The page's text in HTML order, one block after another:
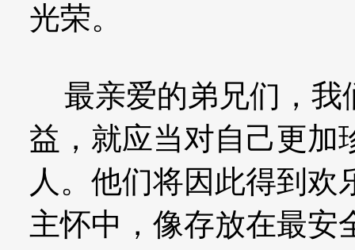
光荣。
最亲爱的弟兄们，我
益，就应当对自己更加
人。他们将因此得到
主怀中，像存放在最安